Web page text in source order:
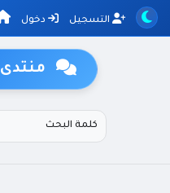
التسجيل دخول